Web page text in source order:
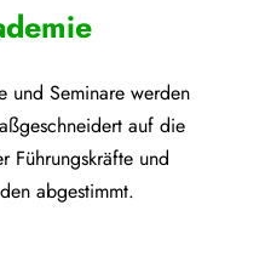
und Seminare werden
auf die
Führungskräfte und
abgestimmt.